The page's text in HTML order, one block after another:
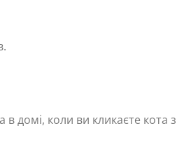
домі, коли ви кликаєте кота з